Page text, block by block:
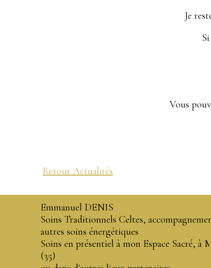
Je
Vous
Retour Actualités
Emmanuel DENIS
Soins Traditionnels Celtes,
autres soins énergétiques
Soins en présentiel à mon Espace Sacré, à
(35)